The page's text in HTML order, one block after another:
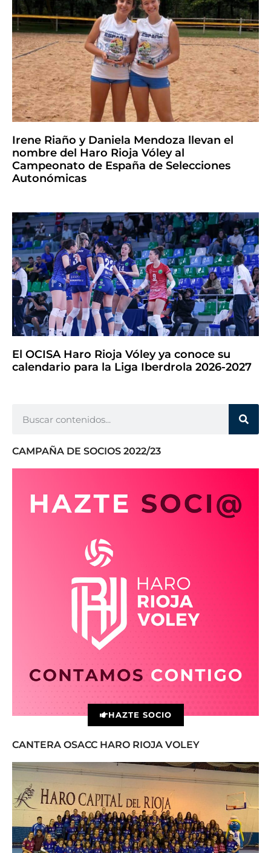
Irene Riaño y Daniela Mendoza llevan el
nombre del Haro Rioja Vóley al
Campeonato de España de Selecciones
Autonómicas
El OCISA Haro Rioja Vóley ya conoce su
calendario para la Liga Iberdrola 2026-2027
CAMPAÑA DE SOCIOS 2022/23
HAZTE SOCIO
CANTERA OSACC HARO RIOJA VOLEY